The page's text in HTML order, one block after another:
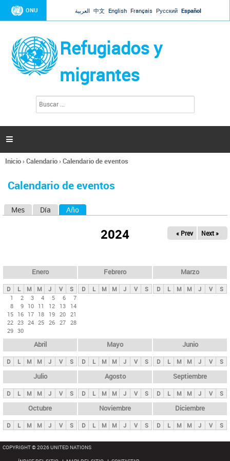
Jump to navigation
ONU العربية 中文 English Français Русский Español
Refugiados y
migrantes
l
d
s

Se
usted
Inicio›Calendario›Calendario de eventos
Calendario de eventos
s
p
n
i
p
a
l
s
Mes Día Año
2024 « Prev Next »
Enero
D L M M J V
S
1
2 3 4 5 6
7
8
9 10 11 12 13
14
15 16 17 18 19 20 21
22 23 24 25 26 27 28
29 30
Febrero
D L M M J V S
Marzo
D L M M J V S
Abril
D L M M J V S
Mayo
D L M M J V S
Junio
D L M M J V S
Julio
D L M M J V S
Agosto
D L M M J V S
Septiembre
D L M M J V S
Octubre
D L M M J V S
Noviembre
D L M M J V S
Diciembre
D L M M J V S
COPYRIGHT © 2026 UNITED NATIONS